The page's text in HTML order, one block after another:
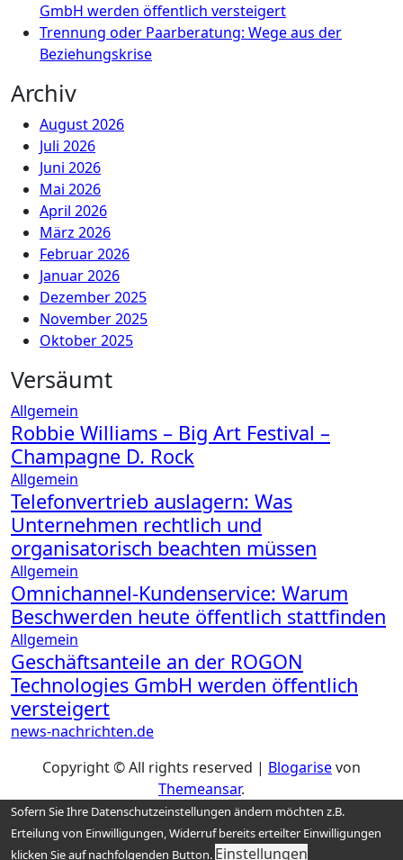
GmbH werden öffentlich versteigert
Trennung oder Paarberatung: Wege aus der
Beziehungskrise
Archiv
August 2026
Juli 2026
Juni 2026
Mai 2026
April 2026
März 2026
Februar 2026
Januar 2026
Dezember 2025
November 2025
Oktober 2025
Versäumt
Allgemein
Robbie Williams – Big Art Festival –
Champagne D. Rock
Allgemein
Telefonvertrieb auslagern: Was
Unternehmen rechtlich und
organisatorisch beachten müssen
Allgemein
Omnichannel-Kundenservice: Warum
Beschwerden heute öffentlich stattfinden
Allgemein
Geschäftsanteile an der ROGON
Technologies GmbH werden öffentlich
versteigert
news-nachrichten.de
Copyright © All rights reserved | Blogarisevon
Themeansar.
Sofern Sie Ihre Datenschutzeinstellungen ändern möchten z.B.
Erteilung von Einwilligungen, Widerruf bereits erteilter Einwilligungen
klicken Sie auf nachfolgenden Button. Einstellungen